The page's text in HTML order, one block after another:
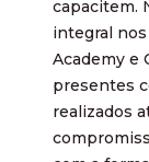
capacitem.
integral
Academy e
presentes
realizados